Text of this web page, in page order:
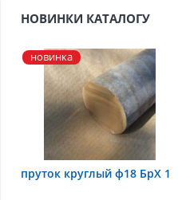
НОВИНКИ КАТАЛОГУ
новинка
пруток круглый ф18 БрХ 1